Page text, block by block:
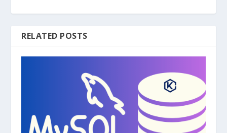
RELATED POSTS